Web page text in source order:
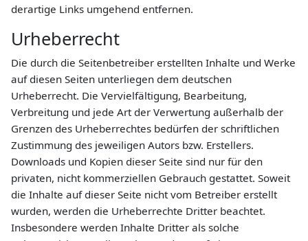
derartige Links umgehend entfernen.
Urheberrecht
Die durch die Seitenbetreiber erstellten Inhalte und Werke
auf diesen Seiten unterliegen dem deutschen
Urheberrecht. Die Vervielfältigung, Bearbeitung,
Verbreitung und jede Art der Verwertung außerhalb der
Grenzen des Urheberrechtes bedürfen der schriftlichen
Zustimmung des jeweiligen Autors bzw. Erstellers.
Downloads und Kopien dieser Seite sind nur für den
privaten, nicht kommerziellen Gebrauch gestattet. Soweit
die Inhalte auf dieser Seite nicht vom Betreiber erstellt
wurden, werden die Urheberrechte Dritter beachtet.
Insbesondere werden Inhalte Dritter als solche